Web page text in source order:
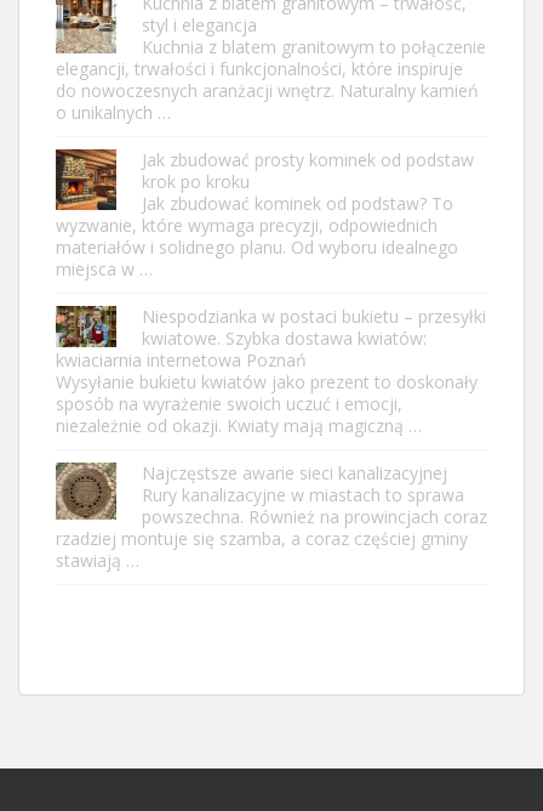
styl i elegancja
Kuchnia z blatem granitowym to połączenie
elegancji, trwałości i funkcjonalności, które inspiruje
do nowoczesnych aranżacji wnętrz. Naturalny kamień
o unikalnych …
Jak zbudować prosty kominek od podstaw
krok po kroku
Jak zbudować kominek od podstaw? To
wyzwanie, które wymaga precyzji, odpowiednich
materiałów i solidnego planu. Od wyboru idealnego
miejsca w …
Niespodzianka w postaci bukietu – przesyłki
kwiatowe. Szybka dostawa kwiatów:
kwiaciarnia internetowa Poznań
Wysyłanie bukietu kwiatów jako prezent to doskonały
sposób na wyrażenie swoich uczuć i emocji,
niezależnie od okazji. Kwiaty mają magiczną …
Najczęstsze awarie sieci kanalizacyjnej
Rury kanalizacyjne w miastach to sprawa
powszechna. Również na prowincjach coraz
rzadziej montuje się szamba, a coraz częściej gminy
stawiają …